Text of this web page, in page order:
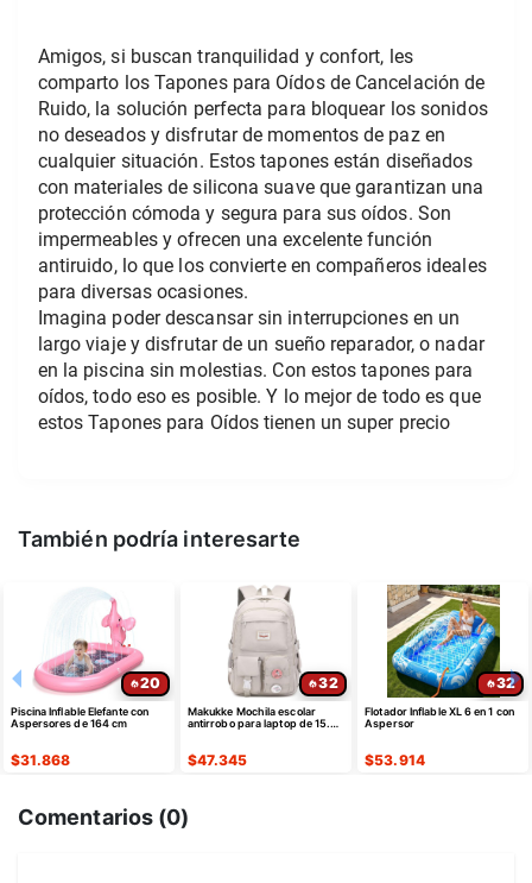
Amigos, si buscan tranquilidad y confort, les
comparto los Tapones para Oídos de Cancelación de
Ruido, la solución perfecta para bloquear los sonidos
no deseados y disfrutar de momentos de paz en
cualquier situación. Estos tapones están diseñados
con materiales de silicona suave que garantizan una
protección cómoda y segura para sus oídos. Son
impermeables y ofrecen una excelente función
antiruido, lo que los convierte en compañeros ideales
para diversas ocasiones.
Imagina poder descansar sin interrupciones en un
largo viaje y disfrutar de un sueño reparador, o nadar
en la piscina sin molestias. Con estos tapones para
oídos, todo eso es posible. Y lo mejor de todo es que
estos Tapones para Oídos tienen un super precio
También podría interesarte
20
Piscina Inflable Elefante con
Aspersores de 164 cm
$31.868
32
Makukke Mochila escolar
antirrobo para laptop de 15.6"
$47.345
32
Flotador Inflable XL 6 en 1 con
Aspersor
$53.914
Comentarios (0)